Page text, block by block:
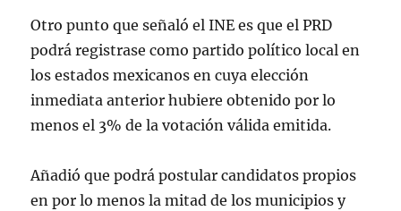
Otro punto que señaló el INE es que el PRD
podrá registrase como partido político local en
los estados mexicanos en cuya elección
inmediata anterior hubiere obtenido por lo
menos el 3% de la votación válida emitida.
Añadió que podrá postular candidatos propios
en por lo menos la mitad de los municipios y